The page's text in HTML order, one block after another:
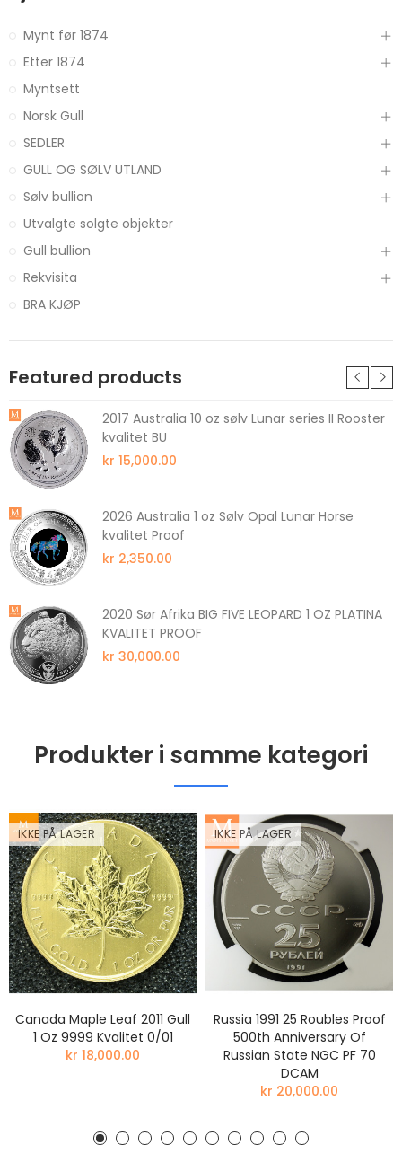
Mynt før 1874
Etter 1874
Myntsett
Norsk Gull
SEDLER
GULL OG SØLV UTLAND
Sølv bullion
Utvalgte solgte objekter
Gull bullion
Rekvisita
BRA KJØP
Featured products
2017 Australia 10 oz sølv Lunar series II Rooster
kvalitet BU
kr 15,000.00
2026 Australia 1 oz Sølv Opal Lunar Horse
kvalitet Proof
kr 2,350.00
2020 Sør Afrika BIG FIVE LEOPARD 1 OZ PLATINA
KVALITET PROOF
kr 30,000.00
Produkter i samme kategori
IKKE PÅ LAGER
Canada Maple Leaf 2011 Gull
1 Oz 9999 Kvalitet 0/01
kr 18,000.00
IKKE PÅ LAGER
Russia 1991 25 Roubles Proof
500th Anniversary Of
Russian State NGC PF 70
DCAM
kr 20,000.00